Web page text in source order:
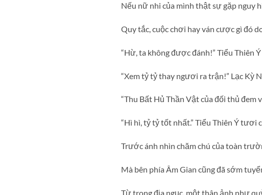
Nếu nữ nhi của mình thật sự gặp nguy
Quy tắc, cuộc chơi hay ván cược gì đó
“Hừ, ta không được đánh!” Tiểu Thiên
“Xem tỷ tỷ thay ngươi ra trận!” Lạc Kỳ
“Thu Bất Hủ Thần Vật của đối thủ đem
“Hì hì, tỷ tỷ tốt nhất.” Tiểu Thiên Ý tươi
Trước ánh nhìn chăm chú của toàn
Mà bên phía Âm Gian cũng đã sớm
Từ trong địa ngục, một thân ảnh như